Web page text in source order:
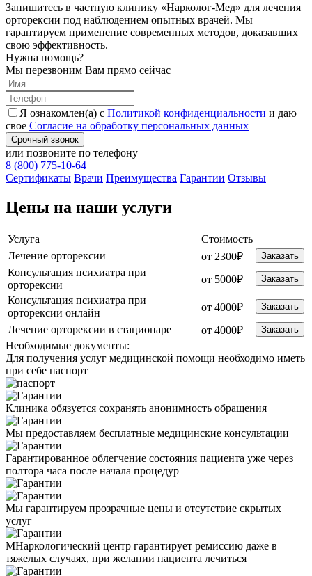
Запишитесь в частную клинику «Нарколог-Мед» для лечения
орторексии под наблюдением опытных врачей. Мы
гарантируем применение современных методов, доказавших
свою эффективность.
Нужна помощь?
Мы перезвоним Вам прямо сейчас
Я ознакомлен(а) с Политикой конфиденциальности и даю
свое Согласие на обработку персональных данных
Срочный звонок
или позвоните по телефону
8 (800) 775-10-64
Cертификаты Врачи Преимущества Гарантии Отзывы
Цены на наши услуги
Услуга
Стоимость
Лечение орторексии
от 2300₽ Заказать
Консультация психиатра при
орторексии
от 5000₽ Заказать
Консультация психиатра при
орторексии онлайн
от 4000₽ Заказать
Лечение орторексии в стационаре от 4000₽ Заказать
Необходимые документы:
Для получения услуг медицинской помощи необходимо иметь
при себе паспорт
Клиника обязуется сохранять анонимность обращения
Мы предоставляем бесплатные медицинские консультации
Гарантированное облегчение состояния пациента уже через
полтора часа после начала процедур
Мы гарантируем прозрачные цены и отсутствие скрытых
услуг
МНаркологический центр гарантирует ремиссию даже в
тяжелых случаях, при желании пациента лечиться